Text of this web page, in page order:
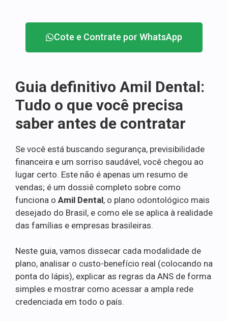
Cote e Contrate por WhatsApp
Guia definitivo Amil Dental:
Tudo o que você precisa
saber antes de contratar
Se você está buscando segurança, previsibilidade
financeira e um sorriso saudável, você chegou ao
lugar certo. Este não é apenas um resumo de
vendas; é um dossiê completo sobre como
funciona o Amil Dental, o plano odontológico mais
desejado do Brasil, e como ele se aplica à realidade
das famílias e empresas brasileiras.
Neste guia, vamos dissecar cada modalidade de
plano, analisar o custo-benefício real (colocando na
ponta do lápis), explicar as regras da ANS de forma
simples e mostrar como acessar a ampla rede
credenciada em todo o país.